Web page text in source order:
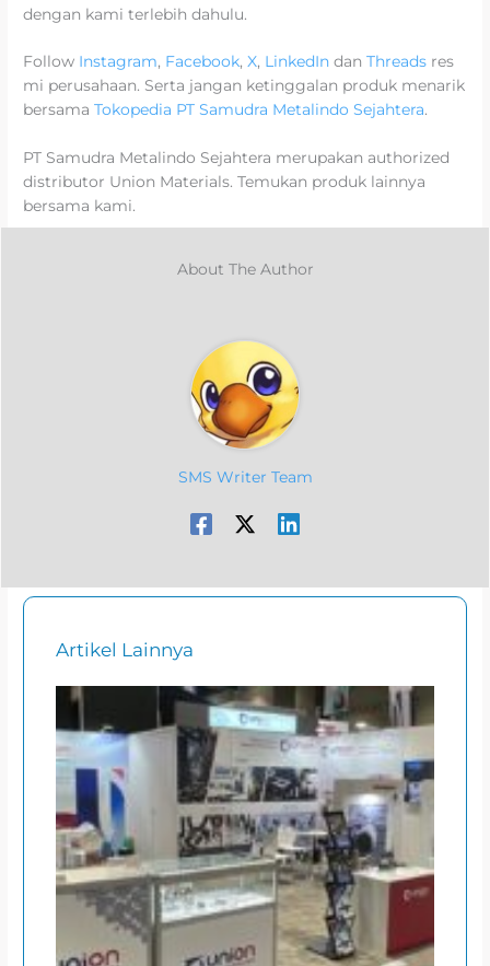
dengan kami terlebih dahulu.
Follow Instagram, Facebook,X, LinkedIndanThreads res
mi perusahaan. Serta jangan ketinggalan produk menarik
bersamaTokopedia PT Samudra Metalindo Sejahtera.
PT Samudra Metalindo Sejahtera merupakan authorized
distributor Union Materials. Temukan produk lainnya
bersama kami.
About The Author
SMS Writer Team
Artikel Lainnya